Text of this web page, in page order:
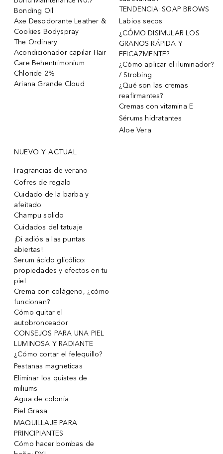
Bonding Oil
Axe Desodorante Leather &
Cookies Bodyspray
The Ordinary
Acondicionador capilar Hair
Care Behentrimonium
Chloride 2%
Ariana Grande Cloud
TENDENCIA: SOAP BROWS
Labios secos
¿CÓMO DISIMULAR LOS
GRANOS RÁPIDA Y
EFICAZMENTE?
¿Cómo aplicar el iluminador?
/ Strobing
¿Qué son las cremas
reafirmantes?
Cremas con vitamina E
Sérums hidratantes
Aloe Vera
NUEVO Y ACTUAL
Fragrancias de verano
Cofres de regalo
Cuidado de la barba y
afeitado
Champu solido
Cuidados del tatuaje
¡Di adiós a las puntas
abiertas!
Serum ácido glicólico:
propiedades y efectos en tu
piel
Crema con colágeno, ¿cómo
funcionan?
Cómo quitar el
autobronceador
CONSEJOS PARA UNA PIEL
LUMINOSA Y RADIANTE
¿Cómo cortar el felequillo?
Pestanas magneticas
Eliminar los quistes de
miliums
Agua de colonia
Piel Grasa
MAQUILLAJE PARA
PRINCIPIANTES
Cómo hacer bombas de